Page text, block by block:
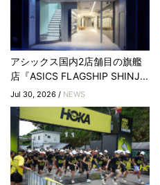
アシックス国内2店舗目の旗艦
店『ASICS FLAGSHIP SHINJ...
Jul 30, 2026 / NEWS